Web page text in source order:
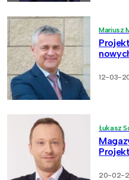
Mariusz
12-03-
Łukasz
20-02-